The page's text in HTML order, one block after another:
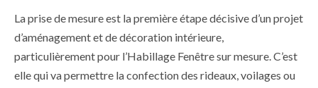
La prise de mesure est la première étape décisive d’un projet
d’aménagement et de décoration intérieure,
particulièrement pour l’Habillage Fenêtre sur mesure. C’est
elle qui va permettre la confection des rideaux, voilages ou